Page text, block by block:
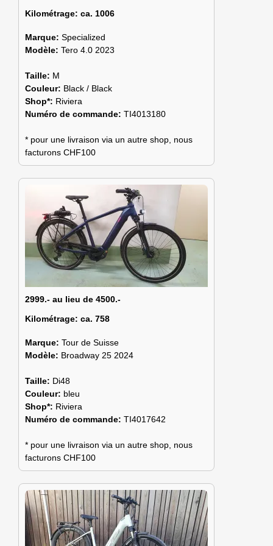
Kilométrage: ca. 1006
Marque: Specialized
Modèle: Tero 4.0 2023
Taille: M
Couleur: Black / Black
Shop*: Riviera
Numéro de commande: TI4013180
* pour une livraison via un autre shop, nous
facturons CHF100
2999.- au lieu de 4500.-
Kilométrage: ca. 758
Marque: Tour de Suisse
Modèle: Broadway 25 2024
Taille: Di48
Couleur: bleu
Shop*: Riviera
Numéro de commande: TI4017642
* pour une livraison via un autre shop, nous
facturons CHF100